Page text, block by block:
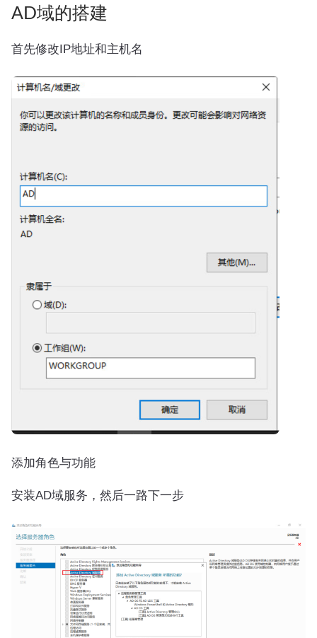
AD域的搭建
首先修改IP地址和主机名
添加角色与功能
安装AD域服务，然后一路下一步